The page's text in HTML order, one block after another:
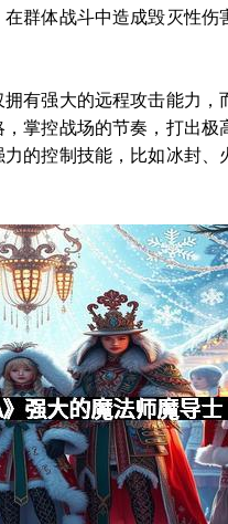
群体战斗中造成毁灭性
有强大的远程攻击能力
掌控战场的节奏，打出
的控制技能，比如冰封